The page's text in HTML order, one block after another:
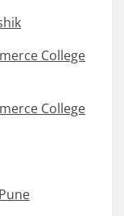
College
College